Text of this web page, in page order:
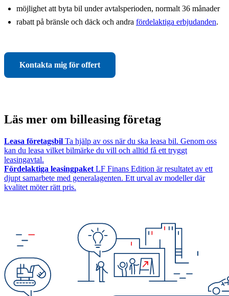
möjlighet att byta bil under avtalsperioden, normalt 36 månader
rabatt på bränsle och däck och andra fördelaktiga erbjudanden.
Kontakta mig för offert
Läs mer om billeasing företag
Leasa företagsbil Ta hjälp av oss när du ska leasa bil. Genom oss
kan du leasa vilket bilmärke du vill och alltid få ett tryggt
leasingavtal.
Fördelaktiga leasingpaket LF Finans Edition är resultatet av ett
djupt samarbete med generalagenten. Ett urval av modeller där
kvalitet möter rätt pris.